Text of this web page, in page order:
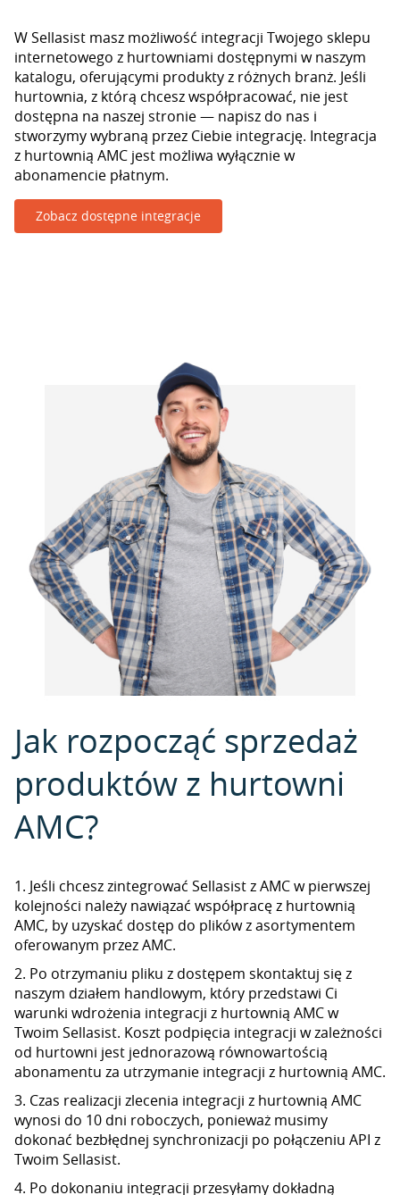
W Sellasist masz możliwość integracji Twojego sklepu
internetowego z hurtowniami dostępnymi w naszym
katalogu, oferującymi produkty z różnych branż. Jeśli
hurtownia, z którą chcesz współpracować, nie jest
dostępna na naszej stronie — napisz do nas i
stworzymy wybraną przez Ciebie integrację. Integracja
z hurtownią AMC jest możliwa wyłącznie w
abonamencie płatnym.
Zobacz dostępne integracje
Jak rozpocząć sprzedaż
produktów z hurtowni
AMC?
1. Jeśli chcesz zintegrować Sellasist z AMC w pierwszej
kolejności należy nawiązać współpracę z hurtownią
AMC, by uzyskać dostęp do plików z asortymentem
oferowanym przez AMC.
2. Po otrzymaniu pliku z dostępem skontaktuj się z
naszym działem handlowym, który przedstawi Ci
warunki wdrożenia integracji z hurtownią AMC w
Twoim Sellasist. Koszt podpięcia integracji w zależności
od hurtowni jest jednorazową równowartością
abonamentu za utrzymanie integracji z hurtownią AMC.
3. Czas realizacji zlecenia integracji z hurtownią AMC
wynosi do 10 dni roboczych, ponieważ musimy
dokonać bezbłędnej synchronizacji po połączeniu API z
Twoim Sellasist.
4. Po dokonaniu integracji przesyłamy dokładną